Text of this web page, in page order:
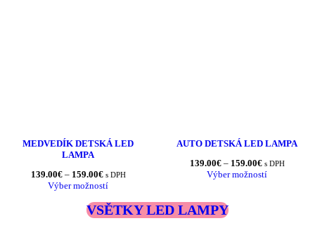
MEDVEDÍK DETSKÁ LED
LAMPA
139.00€ – 159.00€Price
range:
through
159.00€
s DPH
Výber možností
AUTO DETSKÁ LED LAMPA
139.00€ – 159.00€Price
range:
s DPH
Výber možností
VSĚTKY LED LAMPY